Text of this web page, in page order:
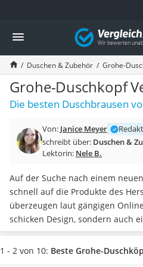
Die beliebtesten Vergleiche nach
Wohnen
Matratzen-Topper
Matratzen
Konferenzlautsprecher
Tageslichtlampe
Badlüfter
Bürohocker
Außenleuchte mit Kamera
Akku-Tischlampe
Konferenzmikrofon
Klappmatratze
Duschkopf mit Kalkfilter
Aktenvernichter Sicherheitsstufe 4
Bettgitter
Vergleich
Duschen & Zubehör Grohe-
Grohe-Duschkopf
Die besten Duschbrausen
Von: Janice Meyer
schreibt über: Duschen &
Lektorin: Nele B.
Auf der Suche nach einem neuen
schnell auf die Produkte des
überzeugen laut gängigen
schicken Design, sondern auch
fünf Jahren. Als Grohe-
Regenduschen-Modell oder
1 - 2 von 10: Beste Grohe-